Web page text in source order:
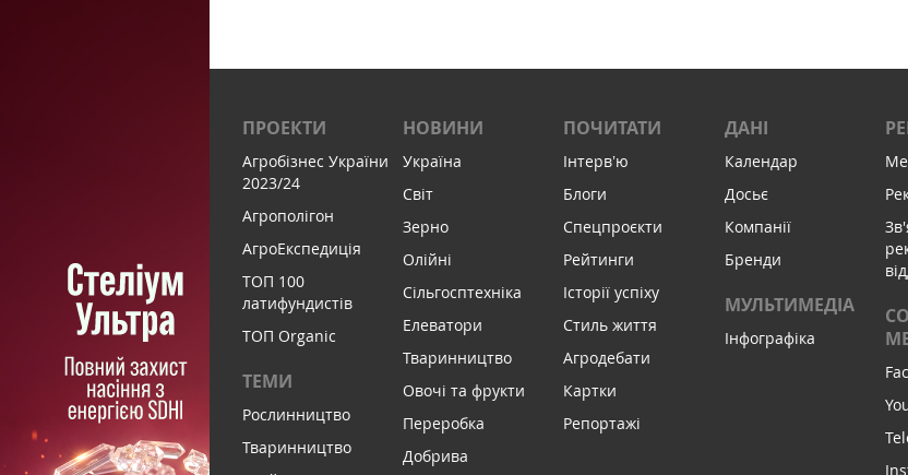
ПРОЕКТИ
Агробізнес України
2023/24
Агрополігон
АгроЕкспедиція
ТОП 100
латифундистів
ТОП Organic
ТЕМИ
Рослинництво
Тваринництво
НОВИНИ
Україна
Світ
Зерно
Олійні
Сільгосптехніка
Елеватори
Тваринництво
Овочі та фрукти
Переробка
Добрива
ПОЧИТАТИ
Інтервʼю
Блоги
Спецпроєкти
Рейтинги
Історії успіху
Стиль життя
Агродебати
Картки
Репортажі
ДАНІ
Календар
Досьє
Компанії
Бренди
МУЛЬТИМЕДІА
Інфографіка